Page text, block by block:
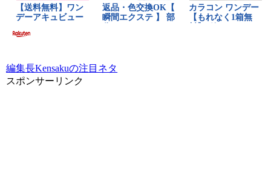
編集長Kensakuの注目ネタ
スポンサーリンク